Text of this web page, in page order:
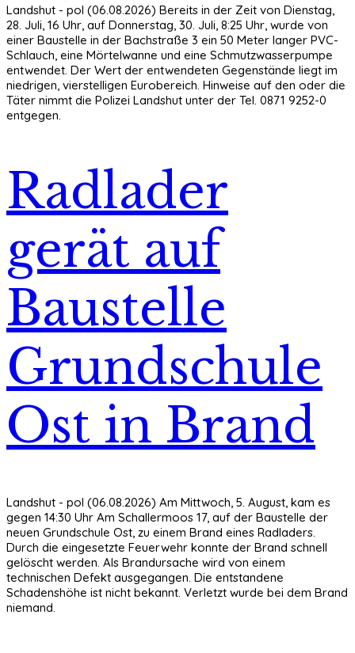
Landshut - pol (06.08.2026) Bereits in der Zeit von Dienstag,
28. Juli, 16 Uhr, auf Donnerstag, 30. Juli, 8:25 Uhr, wurde von
einer Baustelle in der Bachstraße 3 ein 50 Meter langer PVC-
Schlauch, eine Mörtelwanne und eine Schmutzwasserpumpe
entwendet. Der Wert der entwendeten Gegenstände liegt im
niedrigen, vierstelligen Eurobereich. Hinweise auf den oder die
Täter nimmt die Polizei Landshut unter der Tel. 0871 9252-0
entgegen.
Radlader
gerät auf
Baustelle
Grundschule
Ost in Brand
Landshut - pol (06.08.2026) Am Mittwoch, 5. August, kam es
gegen 14:30 Uhr Am Schallermoos 17, auf der Baustelle der
neuen Grundschule Ost, zu einem Brand eines Radladers.
Durch die eingesetzte Feuerwehr konnte der Brand schnell
gelöscht werden. Als Brandursache wird von einem
technischen Defekt ausgegangen. Die entstandene
Schadenshöhe ist nicht bekannt. Verletzt wurde bei dem Brand
niemand.